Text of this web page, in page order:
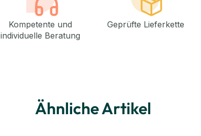
Kompetente und
individuelle Beratung
Geprüfte Lieferkette
Ähnliche Artikel